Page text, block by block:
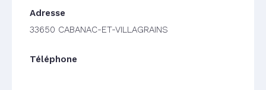
33650 CABANAC-ET-VILLAGRAINS